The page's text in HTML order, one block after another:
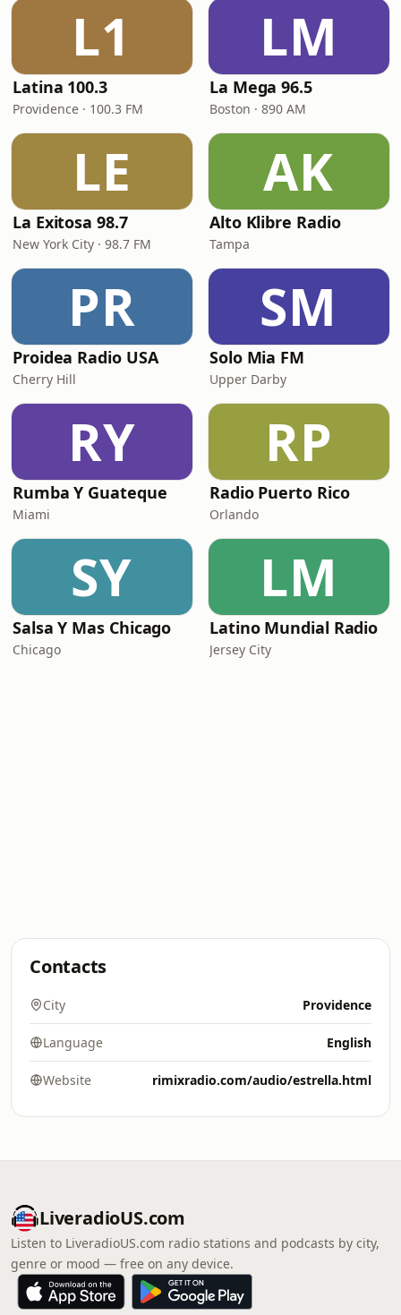
L1
Latina 100.3
Providence · 100.3 FM
LM
La Mega 96.5
Boston · 890 AM
LE
La Exitosa 98.7
New York City · 98.7 FM
AK
Alto Klibre Radio
Tampa
PR
Proidea Radio USA
Cherry Hill
SM
Solo Mia FM
Upper Darby
RY
Rumba Y Guateque
Miami
RP
Radio Puerto Rico
Orlando
SY
Salsa Y Mas Chicago
Chicago
LM
Latino Mundial Radio
Jersey City
Contacts
City Providence
Language English
Website rimixradio.com/audio/estrella.html
LiveradioUS.com
Listen to LiveradioUS.com radio stations and podcasts by city,
genre or mood — free on any device.